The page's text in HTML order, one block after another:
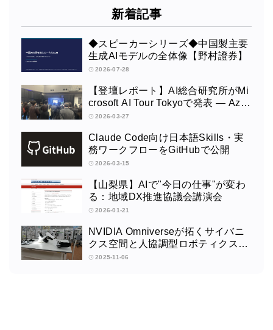
新着記事
◆スピーカーシリーズ◆中国製主要
生成AIモデルの全体像【野村證券】
2026-07-28
【登壇レポート】AI総合研究所がMi
crosoft AI Tour Tokyoで発表 ― Azur
e OpenAI × Fabric × TeamsによるAI
2026-03-27
Claude Code向け日本語Skills・実
務ワークフローをGitHubで公開
2026-03-15
【山梨県】AIで"今日の仕事"が変わ
る：地域DX推進協議会講演会
2026-01-21
NVIDIA Omniverseが拓くサイバニ
クス空間と人協調型ロボティクスの
未来：筑波大学サイバニクス研究セ
2025-11-06